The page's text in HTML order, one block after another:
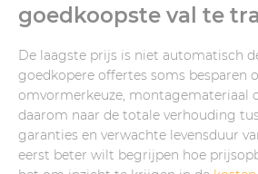
goedkoopste val te
De laagste prijs is niet automatisch
goedkopere offertes soms besparen
omvormerkeuze, montagemateriaal
daarom naar de totale verhouding
garanties en verwachte levensduur
eerst beter wilt begrijpen hoe